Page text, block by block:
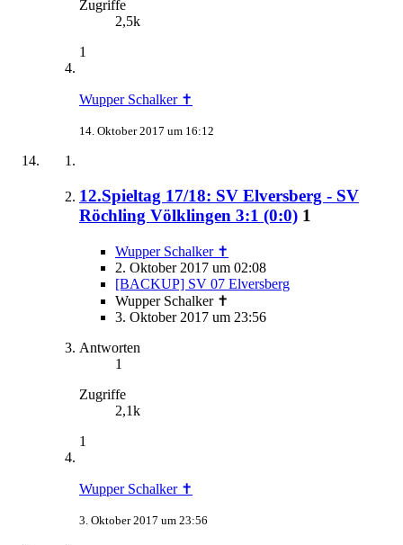
Zugriffe
2,5k
1
Wupper Schalker ✝
14. Oktober 2017 um 16:12
12.Spieltag 17/18: SV Elversberg - SV
Röchling Völklingen 3:1 (0:0) 1
Wupper Schalker ✝
2. Oktober 2017 um 02:08
[BACKUP] SV 07 Elversberg
Wupper Schalker ✝
3. Oktober 2017 um 23:56
Antworten
1
Zugriffe
2,1k
1
Wupper Schalker ✝
3. Oktober 2017 um 23:56